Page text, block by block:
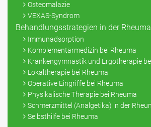
Osteomalazie
VEXAS-Syndrom
Behandlungsstrategien in der
Immunadsorption
Komplementärmedizin bei Rheuma
Krankengymnastik und Ergotherapie
Lokaltherapie bei Rheuma
Operative Eingriffe bei Rheuma
Physikalische Therapie bei Rheuma
Schmerzmittel (Analgetika) in der
Selbsthilfe bei Rheuma